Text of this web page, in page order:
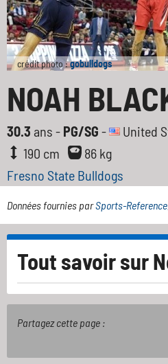
crédit photo :gobulldogs
NOAH
30.3 ans - PG/SG -
United
190 cm
86 kg
Fresno State Bulldogs
Données fournies parSports-
Tout savoir sur
Partagez cette page :